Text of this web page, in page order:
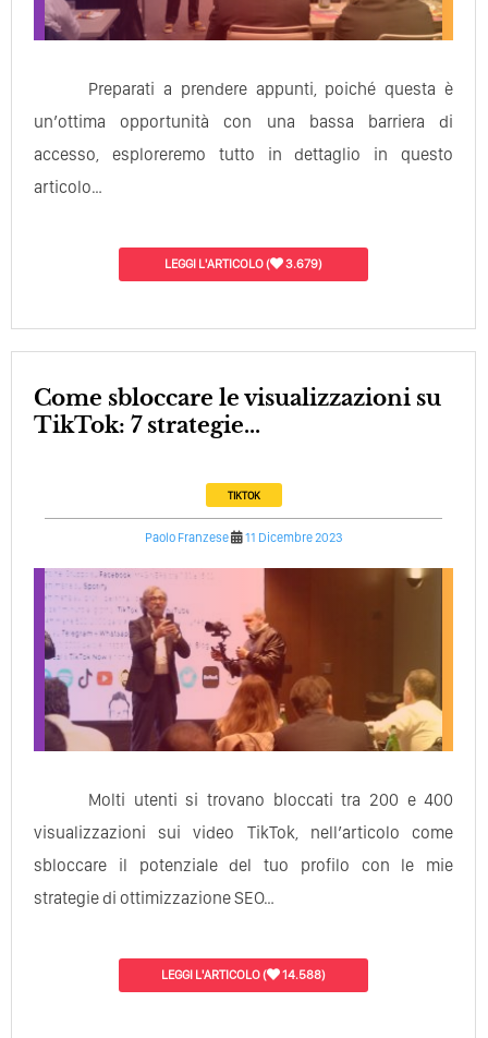
Preparati a prendere appunti, poiché questa è
un’ottima opportunità con una bassa barriera di
accesso, esploreremo tutto in dettaglio in questo
articolo…
LEGGI L'ARTICOLO( 3.679)
Come sbloccare le visualizzazioni su
TikTok: 7 strategie...
TIKTOK
Paolo Franzese 11 Dicembre 2023
Molti utenti si trovano bloccati tra 200 e 400
visualizzazioni sui video TikTok, nell’articolo come
sbloccare il potenziale del tuo profilo con le mie
strategie di ottimizzazione SEO…
LEGGI L'ARTICOLO( 14.588)